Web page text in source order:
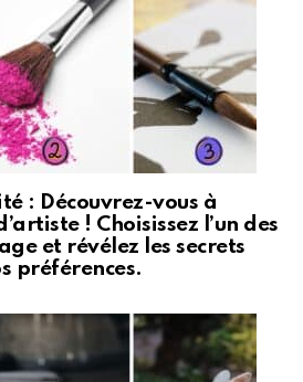
: Découvrez-vous à
! Choisissez l’un des
et révélez les secrets
préférences.